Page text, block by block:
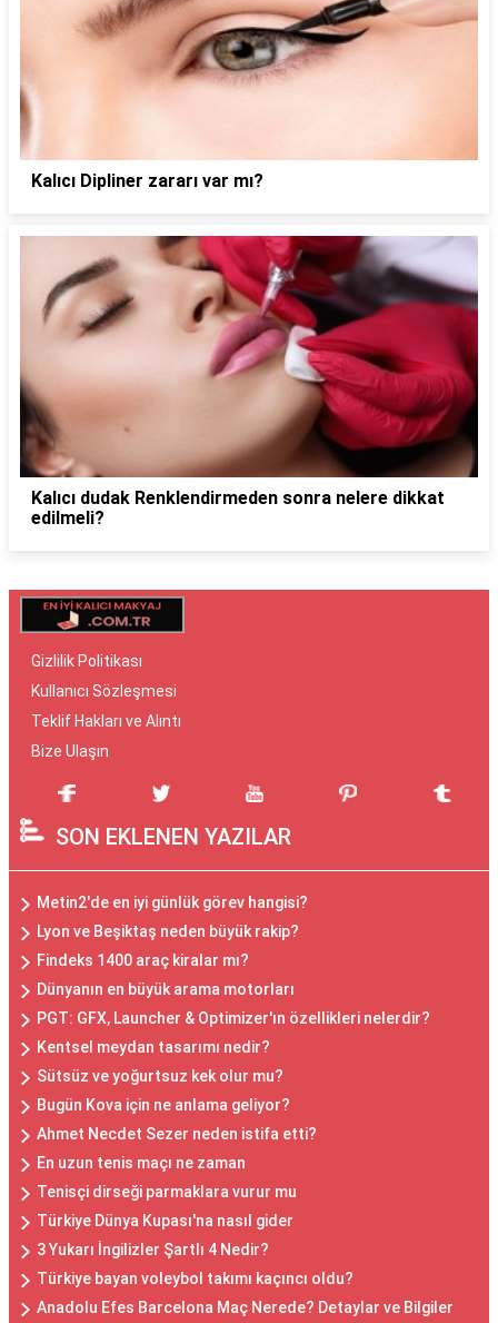
Kalıcı Dipliner zararı var mı?
Kalıcı dudak Renklendirmeden sonra nelere dikkat
edilmeli?
Gizlilik Politikası
Kullanıcı Sözleşmesi
Teklif Hakları ve Alıntı
Bize Ulaşın
SON EKLENEN YAZILAR
Metin2'de en iyi günlük görev hangisi?
Lyon ve Beşiktaş neden büyük rakip?
Findeks 1400 araç kiralar mı?
Dünyanın en büyük arama motorları
PGT: GFX, Launcher & Optimizer'ın özellikleri nelerdir?
Kentsel meydan tasarımı nedir?
Sütsüz ve yoğurtsuz kek olur mu?
Bugün Kova için ne anlama geliyor?
Ahmet Necdet Sezer neden istifa etti?
En uzun tenis maçı ne zaman
Tenisçi dirseği parmaklara vurur mu
Türkiye Dünya Kupası'na nasıl gider
3 Yukarı İngilizler Şartlı 4 Nedir?
Türkiye bayan voleybol takımı kaçıncı oldu?
Anadolu Efes Barcelona Maç Nerede? Detaylar ve Bilgiler